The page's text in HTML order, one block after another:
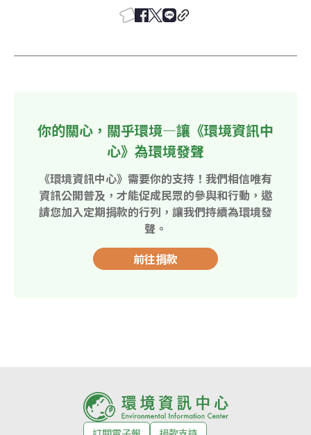
你的關心，關乎環境—讓《環境資訊中
心》為環境發聲
《環境資訊中心》需要你的支持！我們相信唯有
資訊公開普及，才能促成民眾的參與和行動，邀
請您加入定期捐款的行列，讓我們持續為環境發
聲。
前往捐款